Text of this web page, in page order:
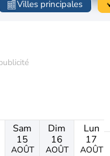
Villes principales
Sam
15
AOÛT
Dim
16
AOÛT
Lun
17
AOÛT